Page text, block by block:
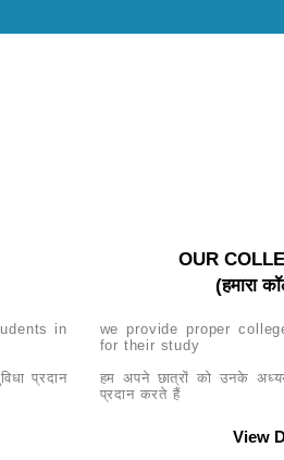
in
प्रदान
OUR
(हमारा
we provide proper
for their study
हम अपने छात्रों को उनके
प्रदान करते हैं
View